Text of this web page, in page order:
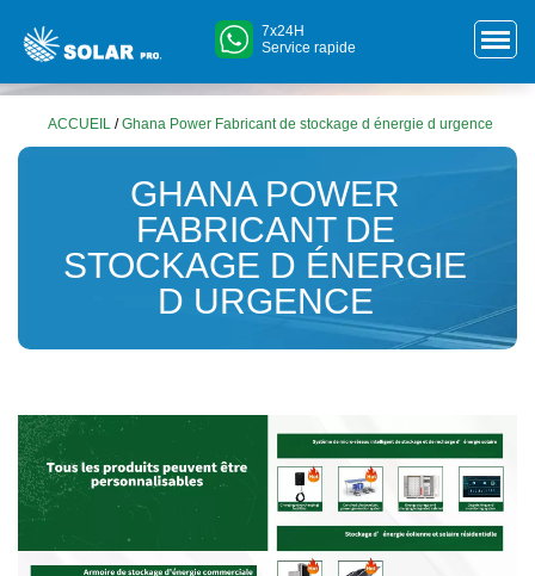
7x24H
Service rapide
ACCUEIL /Ghana Power Fabricant de stockage d énergie d urgence
GHANA POWER
FABRICANT DE
STOCKAGE D ÉNERGIE
D URGENCE